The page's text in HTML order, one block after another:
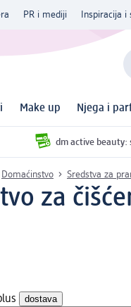
PR i mediji Inspiracija i
Make up Njega i
dm active beauty:
Domaćinstvo Sredstva za
za
dostava